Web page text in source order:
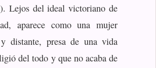
Lejos del ideal victoriano de
aparece como una mujer
y distante, presa de una vida
del todo y que no acaba de